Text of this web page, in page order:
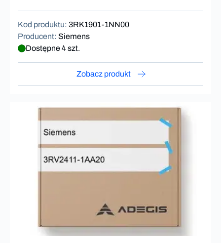
Kod produktu: 3RK1901-1NN00
Producent: Siemens
Dostępne 4 szt.
Zobacz produkt